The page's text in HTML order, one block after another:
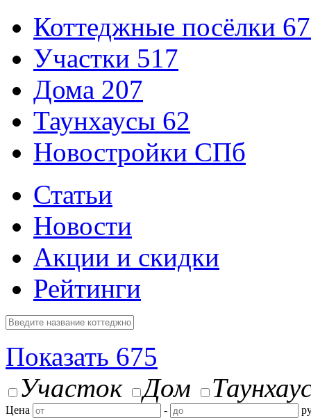
Коттеджные посёлки
Участки 517
Дома 207
Таунхаусы 62
Новостройки СПб
Статьи
Новости
Акции и скидки
Рейтинги
Показать 675
Участок
Дом
Цена -